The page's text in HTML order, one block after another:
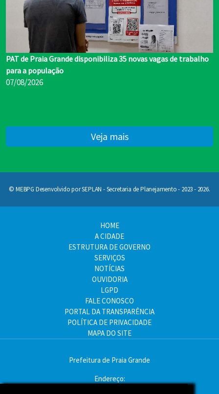
PAT de Praia Grande disponibiliza 35 novas vagas de trabalho
para a população
07/08/2026
Veja mais
© MEBPG Desenvolvido por SEPLAN - Secretaria de Planejamento - 2023 - 2026.
HOME
A CIDADE
ESTRUTURA DE GOVERNO
SERVIÇOS
NOTÍCIAS
OUVIDORIA
LGPD
FALE CONOSCO
PORTAL DA TRANSPARÊNCIA
POLÍTICA DE PRIVACIDADE
MAPA DO SITE
Prefeitura de Praia Grande
Endereço: